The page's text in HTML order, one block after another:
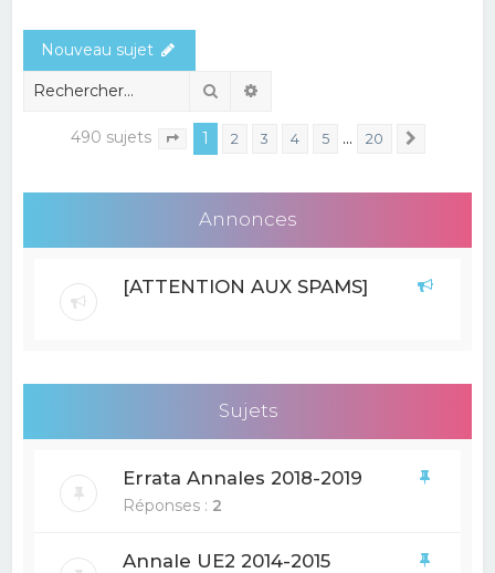
Nouveau sujet
Rechercher
490 sujets Page sur 20
1 2 3 4 5 … 20
Annonces
[ATTENTION AUX SPAMS]
Sujets
Errata Annales 2018-2019
Réponses : 2
Annale UE2 2014-2015